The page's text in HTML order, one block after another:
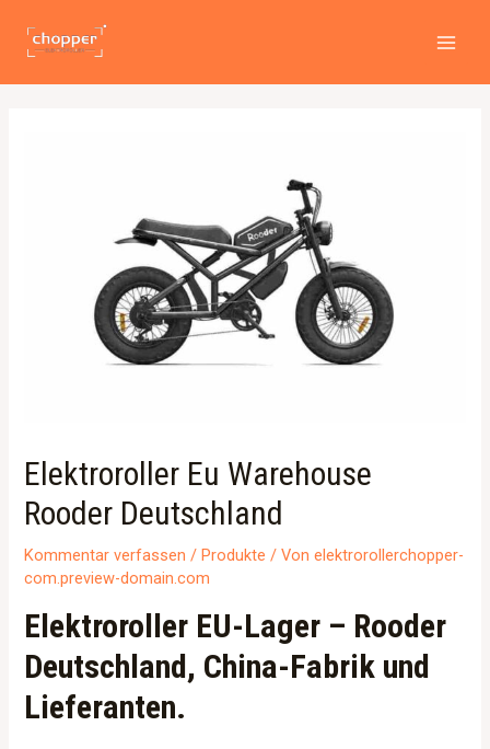
Inhalt
springen
Elektroroller Eu Warehouse
Rooder Deutschland
Kommentar verfassen /Produkte / Vonelektrorollerchopper-
com.preview-domain.com
Elektroroller EU-Lager – Rooder
Deutschland, China-Fabrik und
Lieferanten.